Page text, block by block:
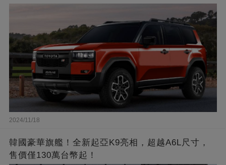
2024/11/18
韓國豪華旗艦！全新起亞K9亮相，超越A6L尺寸，
售價僅130萬台幣起！